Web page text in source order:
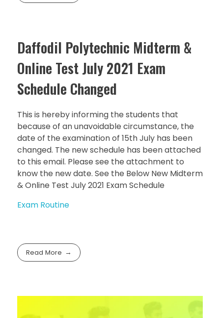
Daffodil Polytechnic Midterm &
Online Test July 2021 Exam
Schedule Changed
This is hereby informing the students that
because of an unavoidable circumstance, the
date of the examination of 15th July has been
changed. The new schedule has been attached
to this email. Please see the attachment to
know the new date. See the Below New Midterm
& Online Test July 2021 Exam Schedule
Exam Routine
Read More